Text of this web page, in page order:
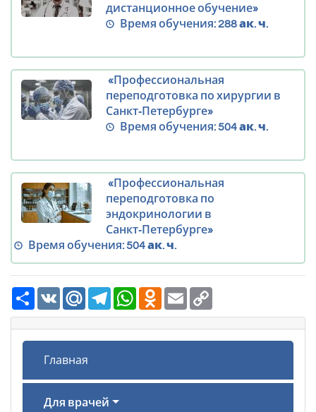
дистанционное обучение»
Время обучения:288 ак. ч.
«Профессиональная
переподготовка по хирургии в
Санкт‑Петербурге»
Время обучения:504 ак. ч.
«Профессиональная
переподготовка по
эндокринологии в
Санкт‑Петербурге»
Время обучения:504 ак. ч.
РесурсVK Mail.Ru TelegramWhatsAppOdnoklassniki
Email
Главная
Для врачей